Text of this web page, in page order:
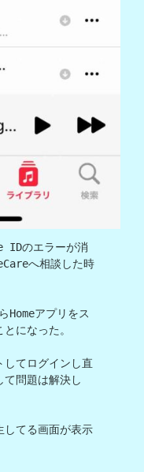
IDのエラーが消
へ相談した時
Homeアプリをス
になった。
してログインし直
て問題は解決し
してる画面が表示